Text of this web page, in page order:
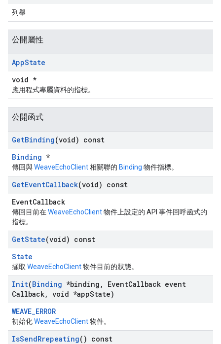
列舉
公開屬性
AppState
void *
應用程式專屬資料的指標。
公開函式
GetBinding(void) const
Binding *
傳回與WeaveEchoClient相關聯的 Binding 物件指標。
GetEventCallback(void) const
EventCallback
傳回目前在WeaveEchoClient物件上設定的 API 事件回呼函式的
指標。
GetState(void) const
State
擷取 WeaveEchoClient物件目前的狀態。
Init(Binding *binding , EventCallback event
Callback, void *appState)
WEAVE_ERROR
初始化WeaveEchoClient物件。
IsSendRrepeating() const